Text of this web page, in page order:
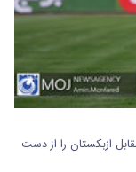
ازبکستان را از دست